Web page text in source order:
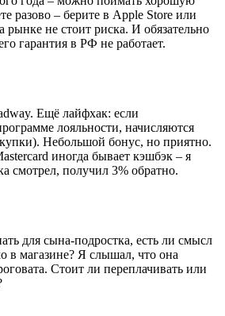
разово – берите в Apple Store или
не стоит риска. И обязательно
гарантия в РФ не работает.
Ещё лайфхак: если
лояльности, начисляются
Небольшой бонус, но приятно.
иногда бывает кэшбэк – я
смотрел, получил 3% обратно.
для сына-подростка, есть ли смысл
в магазине? Я слышал, что она
Стоит ли переплачивать или